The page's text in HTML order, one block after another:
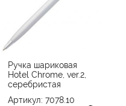
Ручка шариковая
Hotel Chrome, ver.2,
серебристая
Артикул: 7078.10